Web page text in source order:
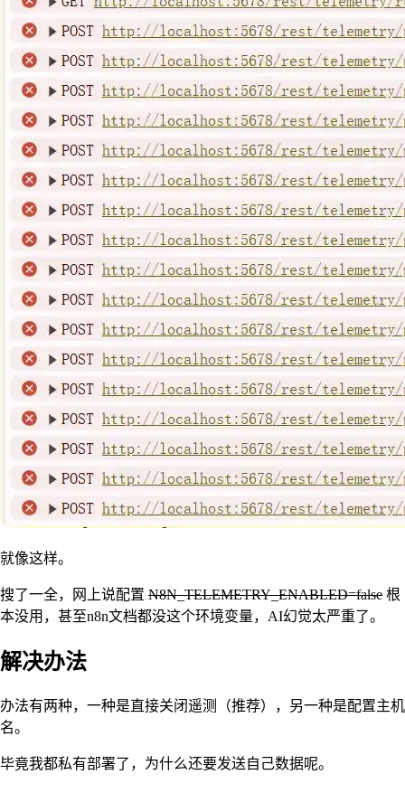
就像这样。
搜了一全，网上说配置 N8N_TELEMETRY_ENABLED=false 根
本没用，甚至n8n文档都没这个环境变量，AI幻觉太严重了。
解决办法
办法有两种，一种是直接关闭遥测（推荐），另一种是配置主机
名。
毕竟我都私有部署了，为什么还要发送自己数据呢。